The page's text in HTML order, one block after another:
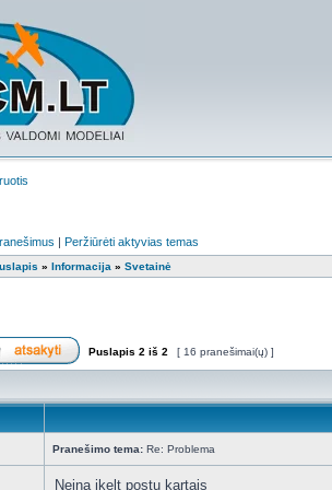
| Peržiūrėti aktyvias temas
» Informacija » Svetainė
Puslapis 2 iš 2 [ 16 pranešimai(ų) ]
Pranešimo tema: Re: Problema
Neina ikelt postu kartais